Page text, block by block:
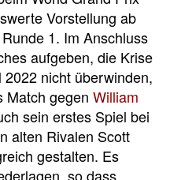
Vorstellung ab
1. Im Anschluss
aufgeben, die Krise
nicht überwinden,
Match gegen William
sein erstes Spiel bei
alten Rivalen Scott
gestalten. Es
so dass